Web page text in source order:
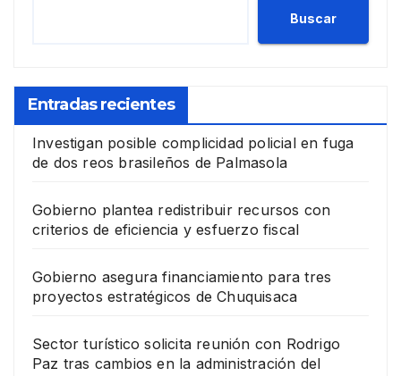
Buscar
Entradas recientes
Investigan posible complicidad policial en fuga
de dos reos brasileños de Palmasola
Gobierno plantea redistribuir recursos con
criterios de eficiencia y esfuerzo fiscal
Gobierno asegura financiamiento para tres
proyectos estratégicos de Chuquisaca
Sector turístico solicita reunión con Rodrigo
Paz tras cambios en la administración del